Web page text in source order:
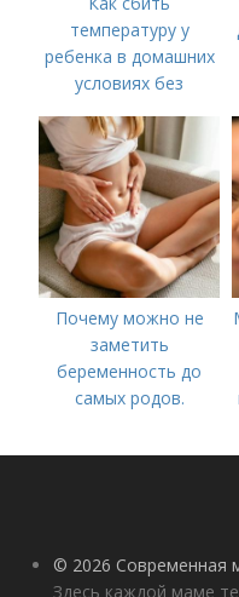
температуру у
ребенка в домашних
условиях без
причины высокой
температуры у
ребенка?
Почему можно не
заметить
беременность до
самых родов.
беременность: что
© 2026 Современная
Здесь каждой маме